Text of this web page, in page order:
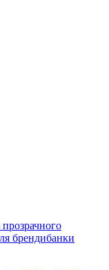
брендибанки